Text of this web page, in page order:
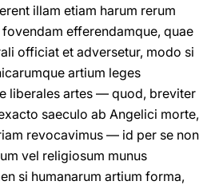
illam etiam harum rerum
efferendamque, quae
officiat et adversetur, modo si
artium leges
liberales artes — quod, breviter
saeculo ab Angelici morte,
revocavimus — id per se non
vel religiosum munus
si humanarum artium forma,